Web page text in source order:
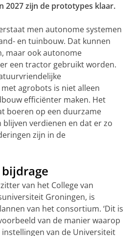
2027 zijn de prototypes klaar.
men autonome systemen
en tuinbouw. Dat kunnen
maar ook autonome
een tractor gebruikt worden.
agrobots is niet alleen
efficiënter maken. Het
boeren op een duurzame
verdienen en dat er zo
zijn in de
van het College van
Groningen, is
van het consortium. ‘Dit is
van de manier waarop
van de Universiteit